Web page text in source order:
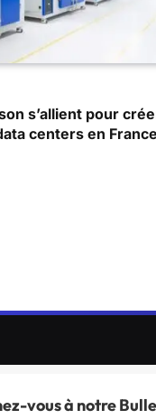
s’allient pour
centers en France
vous à notre